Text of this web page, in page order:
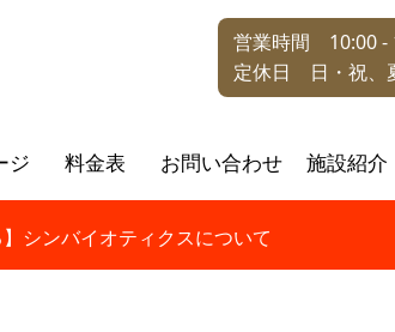
営業時間 10:00 -
定休日 日・祝、
ジ 料金表 お問い合わせ 施設紹介
】シンバイオティクスについて